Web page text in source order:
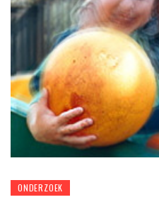
ONDERZOEK